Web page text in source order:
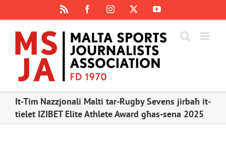
content
FacebookInstagram YouTube
It-Tim Nazzjonali Malti tar-Rugby Sevens jirbaħ it-
tielet IZIBET Elite Athlete Award għas-sena 2025